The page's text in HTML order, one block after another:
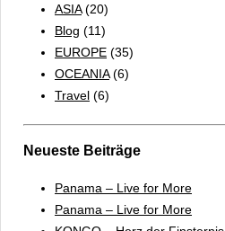
ASIA(20)
Blog (11)
EUROPE (35)
OCEANIA(6)
Travel (6)
Neueste Beiträge
Panama – Live for More
Panama – Live for More